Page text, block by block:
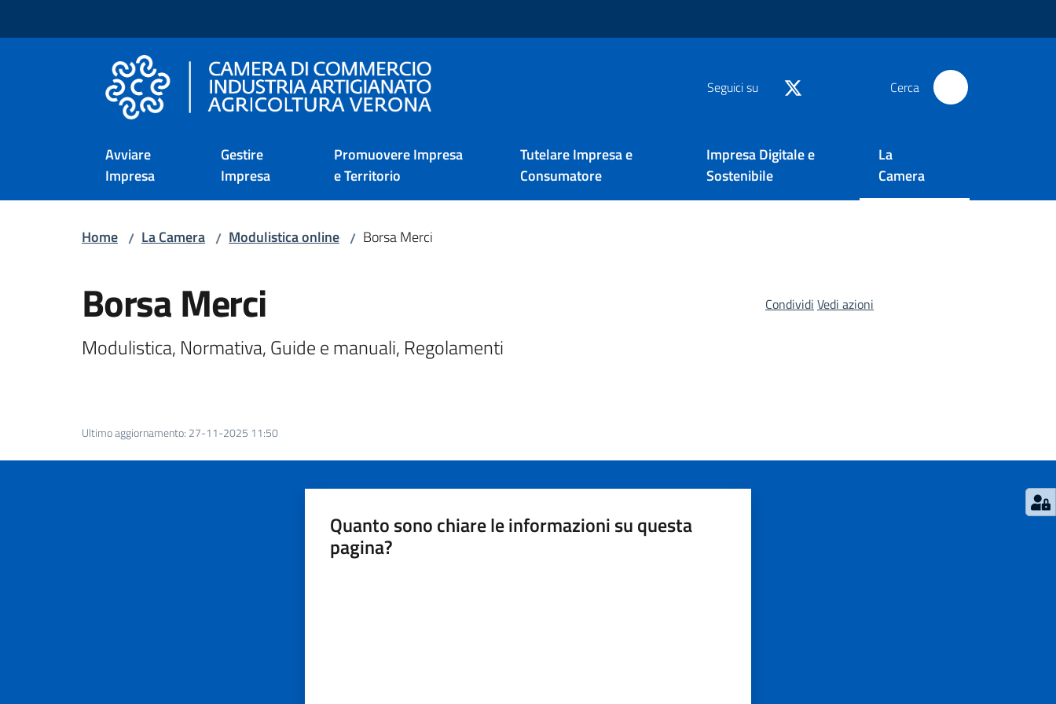
Camera di Commercio di Verona Seguici su Cerca
Avviare
Impresa
Gestire
Impresa
Promuovere Impresa
e Territorio
Tutelare Impresa e
Consumatore
Impresa Digitale e
Sostenibile
La
Camera
Home / La Camera / Modulistica online / Borsa Merci
Borsa Merci
Modulistica, Normativa, Guide e manuali, Regolamenti
Condividi Vedi azioni
Ultimo aggiornamento: 27-11-2025 11:50
Quanto sono chiare le informazioni su questa
pagina?